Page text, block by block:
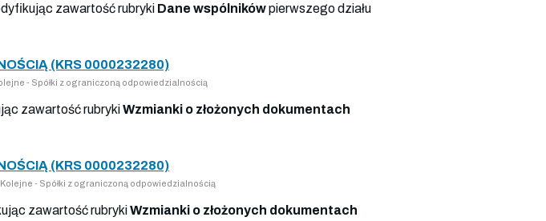
zawartość rubryki Dane wspólnikówpierwszego działu
(KRS 0000232280)
- Spółki z ograniczoną odpowiedzialnością
zawartość rubrykiWzmianki o złożonych dokumentach
(KRS 0000232280)
- Spółki z ograniczoną odpowiedzialnością
zawartość rubrykiWzmianki o złożonych dokumentach